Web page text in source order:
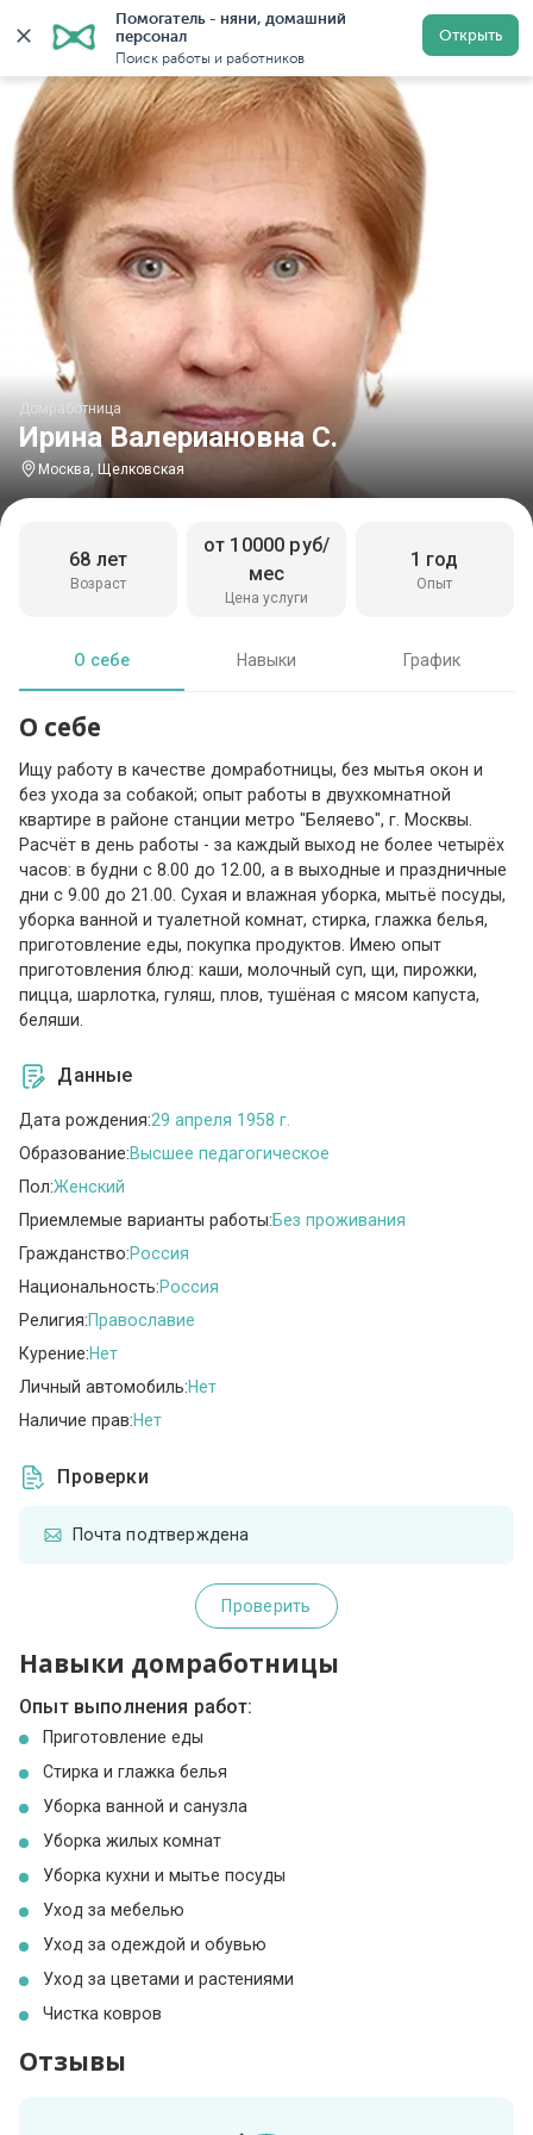
Помогатель - няни, домашний
персонал
Поиск работы и работников
Открыть
Главная Домработницы Домработницы в Москве
Ирина Валериановна С.
Домработница
Москва, Щелковская
Возраст
68 лет
Цена услуги
от 10000 руб/
мес
Опыт
1 год
О себе Навыки График
О себе
Ищу работу в качестве домработницы, без мытья окон и
без ухода за собакой; опыт работы в двухкомнатной
квартире в районе станции метро "Беляево", г. Москвы.
Расчёт в день работы - за каждый выход не более четырёх
часов: в будни с 8.00 до 12.00, а в выходные и праздничные
дни с 9.00 до 21.00. Сухая и влажная уборка, мытьё посуды,
уборка ванной и туалетной комнат, стирка, глажка белья,
приготовление еды, покупка продуктов. Имею опыт
приготовления блюд: каши, молочный суп, щи, пирожки,
пицца, шарлотка, гуляш, плов, тушёная с мясом капуста,
беляши.
Данные
Дата рождения:29 апреля 1958 г.
Образование:Высшее педагогическое
Пол:Женский
Приемлемые варианты работы:Без проживания
Гражданство:Россия
Национальность:Россия
Религия:Православие
Курение:Нет
Личный автомобиль:Нет
Наличие прав:Нет
Проверки
Почта подтверждена
Проверить
Навыки домработницы
Опыт выполнения работ:
Приготовление еды
Стирка и глажка белья
Уборка ванной и санузла
Уборка жилых комнат
Уборка кухни и мытье посуды
Уход за мебелью
Уход за одеждой и обувью
Уход за цветами и растениями
Чистка ковров
Отзывы